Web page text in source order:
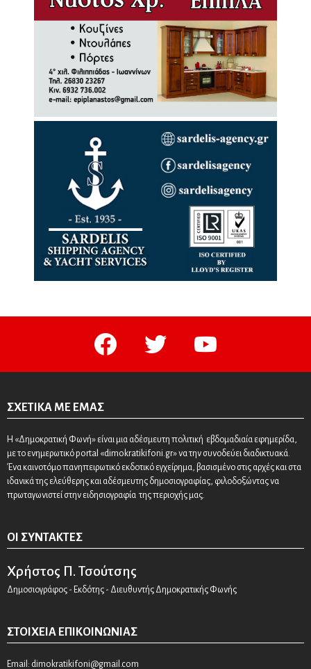
facebook twitter youtube
ΣΧΕΤΙΚΆ ΜΕ ΕΜΆΣ
Η «Δημοκρατική Φωνή» είναι μια αδέσμευτη πολιτική εβδομαδιαία εφημερίδα,
με το ενημερωτικό portal «dimokratikifoni.gr» να την συνοδεύει διαδικτυακά.
Ένα καινοτόμο πανηπειρωτικό εκδοτικό εγχείρημα, βασισμένο στις αρχές και στα
ιδανικά της ελεύθερης και αδέσμευτης δημοσιογραφίας, φιλοδοξώντας να
πρωταγωνιστεί στην ειδησιογραφία της περιοχής μας.
ΟΙ ΣΥΝΤΆΚΤΕΣ
Χρήστος Π. Τσούτσης
Δημοσιογράφος - Εκδότης - Διευθυντής Δημοκρατικής Φωνής
ΣΤΟΙΧΕΊΑ ΕΠΙΚΟΙΝΩΝΊΑΣ
Email: dimokratikifoni@gmail.com